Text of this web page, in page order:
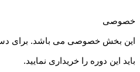
خصوصی
این بخش خصوصی می باشد. برای
باید این دوره را خریداری نمایید.